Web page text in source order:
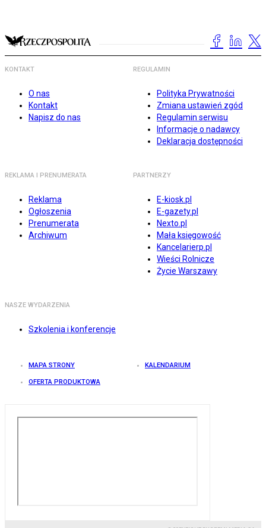
KONTAKT
O nas
Kontakt
Napisz do nas
REGULAMIN
Polityka Prywatności
Zmiana ustawień zgód
Regulamin serwisu
Informacje o nadawcy
Deklaracja dostępności
REKLAMA I PRENUMERATA
Reklama
Ogłoszenia
Prenumerata
Archiwum
PARTNERZY
E-kiosk.pl
E-gazety.pl
Nexto.pl
Mała księgowość
Kancelarierp.pl
Wieści Rolnicze
Życie Warszawy
NASZE WYDARZENIA
Szkolenia i konferencje
MAPA STRONY KALENDARIUM
OFERTA PRODUKTOWA